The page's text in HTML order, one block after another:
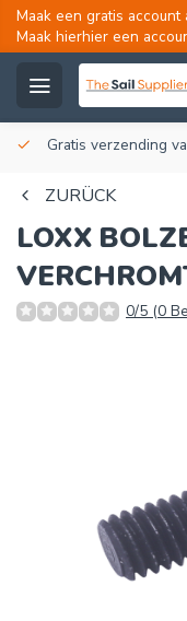
Maak een gratis
Maak hierhier een
Gratis verzending
ZURÜCK
LOXX
0/5 (0